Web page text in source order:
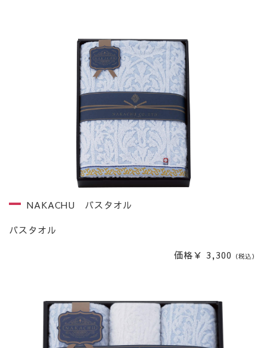
NAKACHU バスタオル
バスタオル
価格￥ 3,300 （税込）